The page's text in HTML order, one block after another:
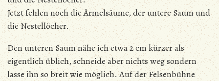
Jetzt fehlen noch die Ärmelsäume, der untere Saum und
die Nestellöcher.
Den unteren Saum nähe ich etwa 2 cm kürzer als
eigentlich üblich, schneide aber nichts weg sondern
lasse ihn so breit wie möglich. Auf der Felsenbühne